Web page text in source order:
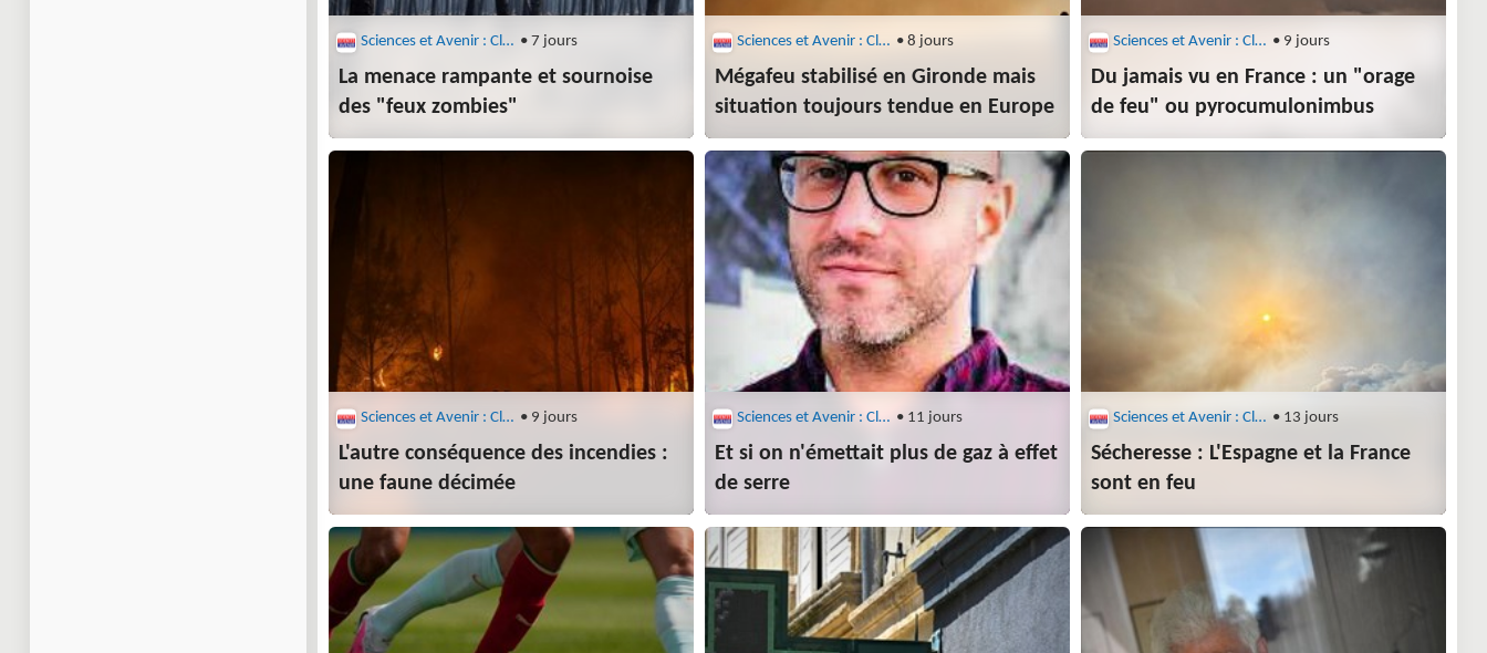
Sciences et Avenir : Climat • 7 jours
La menace rampante et sournoise
des "feux zombies"
Sciences et Avenir : Climat • 8 jours
Mégafeu stabilisé en Gironde mais
situation toujours tendue en Europe
Sciences et Avenir : Climat • 9 jours
Du jamais vu en France : un "orage
de feu" ou pyrocumulonimbus
Sciences et Avenir : Climat • 9 jours
L'autre conséquence des incendies :
une faune décimée
Sciences et Avenir : Climat • 11 jours
Et si on n'émettait plus de gaz à effet
de serre
Sciences et Avenir : Climat • 13 jours
Sécheresse : L'Espagne et la France
sont en feu